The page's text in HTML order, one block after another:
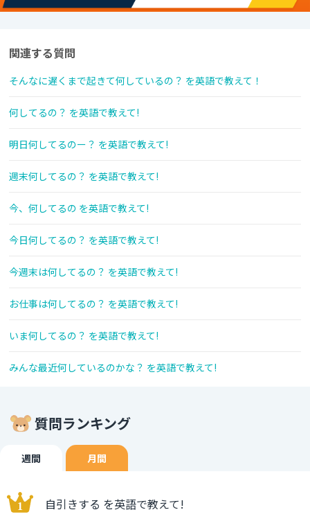
関連する質問
そんなに遅くまで起きて何しているの？ を英語で教えて！
何してるの？ を英語で教えて!
明日何してるのー？ を英語で教えて!
週末何してるの？ を英語で教えて!
今、何してるの を英語で教えて!
今日何してるの？ を英語で教えて!
今週末は何してるの？ を英語で教えて!
お仕事は何してるの？ を英語で教えて!
いま何してるの？ を英語で教えて!
みんな最近何しているのかな？ を英語で教えて!
質問ランキング
週間 月間
自引きする を英語で教えて!